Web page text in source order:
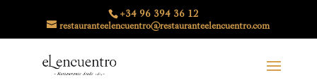
+34 96 394 36 12
restauranteelencuentro@restauranteelencuentro.com